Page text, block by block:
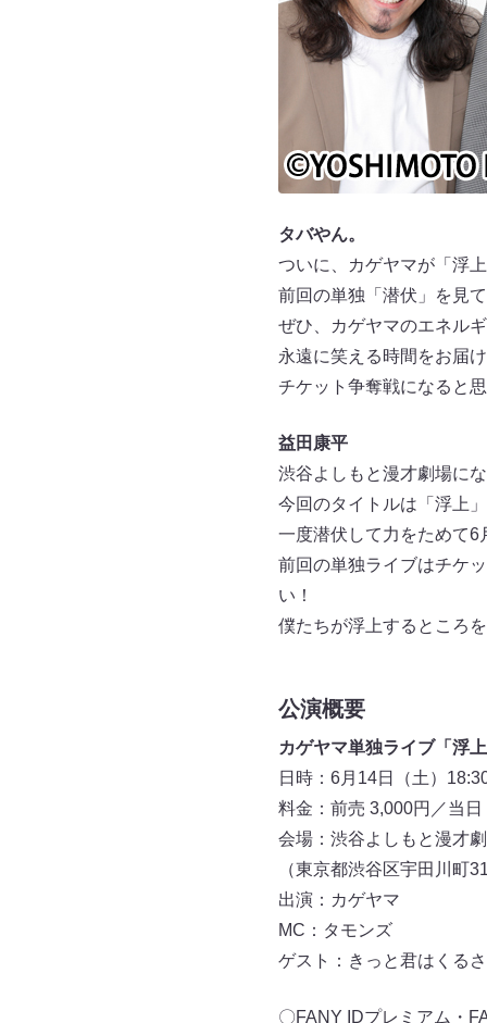
タバやん。
ついに、カゲヤマが「浮
前回の単独「潜伏」を見
ぜひ、カゲヤマのエネル
永遠に笑える時間をお届
チケット争奪戦になると
益田康平
渋谷よしもと漫才劇場に
今回のタイトルは「浮上
一度潜伏して力をためて6
前回の単独ライブはチケ
い！
僕たちが浮上するところ
公演概要
カゲヤマ単独ライブ「浮
日時：6月14日（土）
料金：前売 3,000円／当
会場：渋谷よしもと漫才
（東京都渋谷区宇田川
出演：カゲヤマ
MC：タモンズ
ゲスト：きっと君はくる
〇FANY IDプレミアム・